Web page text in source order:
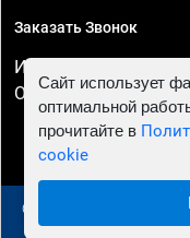
Заказать Звонок
ИП Смирнов Георгий
ОГРНИП
© 2010 - 2026 Чип
Сайт использует
оптимальной
прочитайте в
cookie